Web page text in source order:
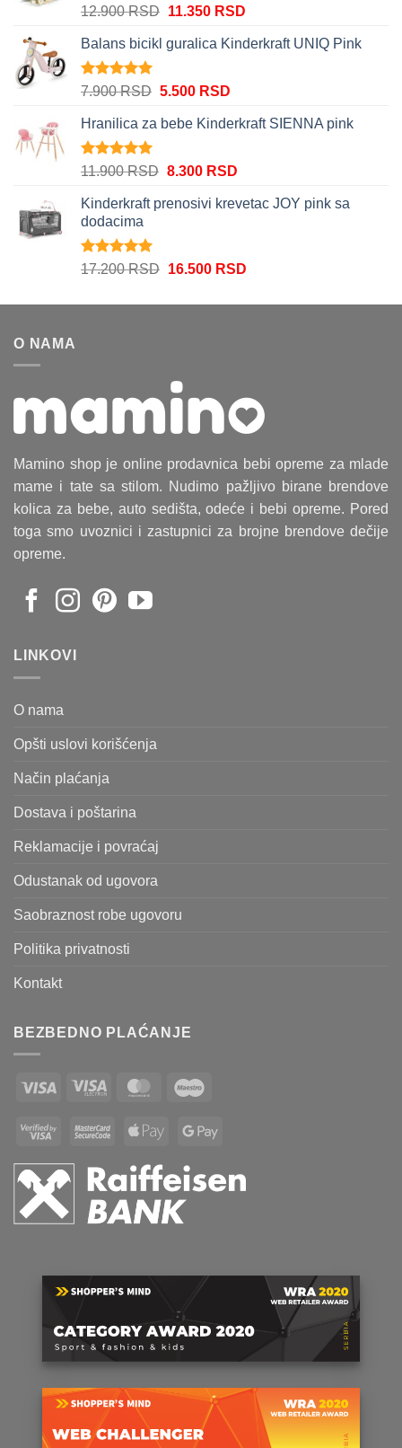
Ocenjeno
12.900RSD Originalna
je
12.900 RSD.
11.350 RSDTrenutna
je:
Balans bicikl guralica Kinderkraft UNIQ Pink
Ocenjeno
7.900RSD Originalna
je
7.900 RSD.
5.500 RSDTrenutna
je:
Hranilica za bebe Kinderkraft SIENNA pink
Ocenjeno
11.900RSD Originalna
je
8.300 RSDTrenutna
je:
Kinderkraft prenosivi krevetac JOY pink sa
dodacima
Ocenjeno
17.200RSD Originalna
je
16.500 RSDTrenutna
je:
O NAMA
Mamino shop je online prodavnica bebi opreme za mlade
mame i tate sa stilom. Nudimo pažljivo birane brendove
kolica za bebe, auto sedišta, odeće i bebi opreme. Pored
toga smo uvoznici i zastupnici za brojne brendove dečije
opreme.
LINKOVI
O nama
Opšti uslovi korišćenja
Način plaćanja
Dostava i poštarina
Reklamacije i povraćaj
Odustanak od ugovora
Saobraznost robe ugovoru
Politika privatnosti
Kontakt
BEZBEDNO PLAĆANJE
Visa
Visa
MasterCard
Visa
MasterCardApple
Google